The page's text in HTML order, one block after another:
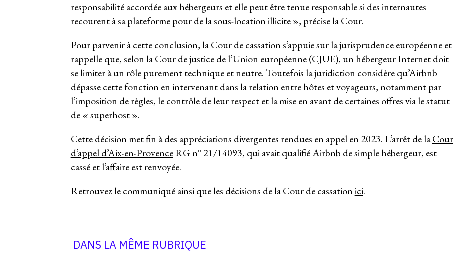
responsabilité accordée aux hébergeurs et elle peut être tenue responsable si des internautes
recourent à sa plateforme pour de la sous-location illicite », précise la Cour.
Pour parvenir à cette conclusion, la Cour de cassation s’appuie sur la jurisprudence européenne et
rappelle que, selon la Cour de justice de l’Union européenne (CJUE), un hébergeur Internet doit
se limiter à un rôle purement technique et neutre. Toutefois la juridiction considère qu’Airbnb
dépasse cette fonction en intervenant dans la relation entre hôtes et voyageurs, notamment par
l’imposition de règles, le contrôle de leur respect et la mise en avant de certaines offres via le statut
de « superhost ».
Cette décision met fin à des appréciations divergentes rendues en appel en 2023. L’arrêt de laCour
d’appel d’Aix-en-ProvenceRG n° 21/14093, qui avait qualifié Airbnb de simple hébergeur, est
cassé et l’affaire est renvoyée.
Retrouvez le communiqué ainsi que les décisions de la Cour de cassationici.
DANS LA MÊME RUBRIQUE